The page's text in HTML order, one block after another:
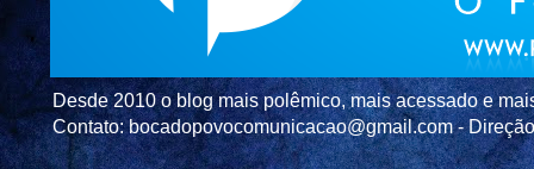
Desde 2010 o blog mais polêmico, mais acessado e
Contato: bocadopovocomunicacao@gmail.com -